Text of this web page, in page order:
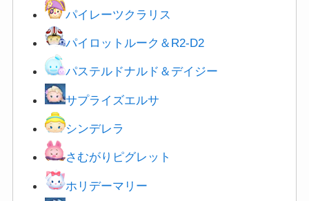
パイレーツクラリス
パイロットルーク＆R2-D2
パステルドナルド＆デイジー
サプライズエルサ
シンデレラ
さむがりピグレット
ホリデーマリー